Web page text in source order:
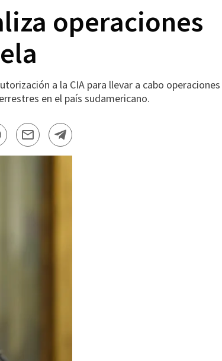
operaciones
a la CIA para llevar a cabo
en el país sudamericano.